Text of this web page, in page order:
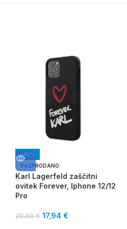
-40%
RAZPRODANO
Karl Lagerfeld zaščitni
ovitek Forever, Iphone 12/12
Pro
29,90€ 17,94 €